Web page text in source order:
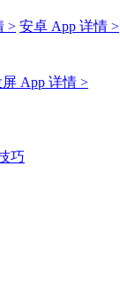
> 安卓 App 详情 >
App 详情 >
巧